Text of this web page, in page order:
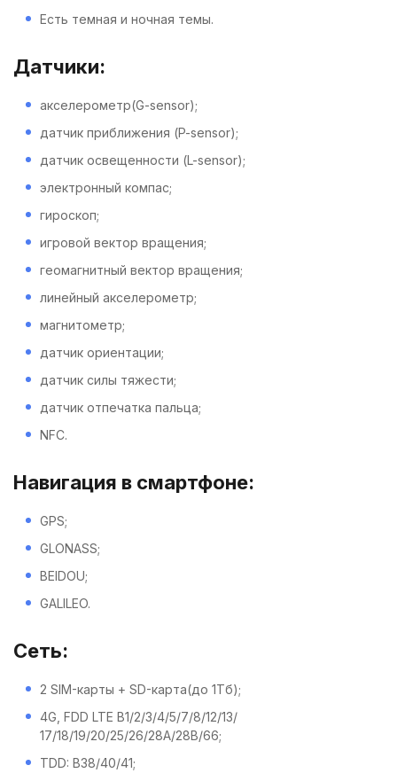
Есть темная и ночная темы.
Датчики:
акселерометр(G-sensor);
датчик приближения (P-sensor);
датчик освещенности (L-sensor);
электронный компас;
гироскоп;
игровой вектор вращения;
геомагнитный вектор вращения;
линейный акселерометр;
магнитометр;
датчик ориентации;
датчик силы тяжести;
датчик отпечатка пальца;
NFC.
Навигация в смартфоне:
GPS;
GLONASS;
BEIDOU;
GALILEO.
Сеть:
2 SIM-карты + SD-карта(до 1Тб);
4G, FDD LTE B1/2/3/4/5/7/8/12/13/
17/18/19/20/25/26/28A/28B/66;
TDD: B38/40/41;